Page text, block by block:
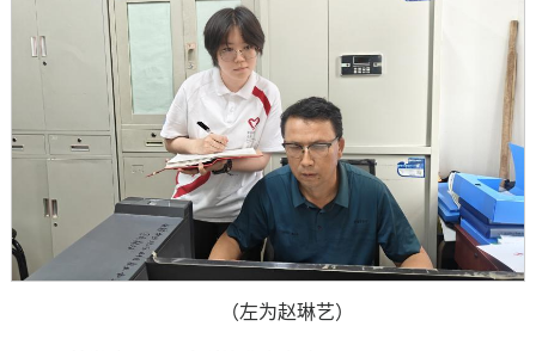
（左为赵琳艺）